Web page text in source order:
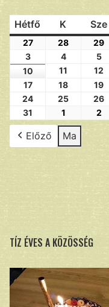
Hétfő K Sze
27 28 29
3
4 5
10
11 12
17
18 19
24
25 26
31
1 2
Előző Ma
TÍZ ÉVES A KÖZÖSSÉG